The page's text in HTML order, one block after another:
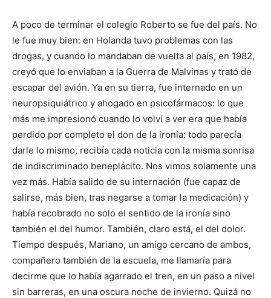
A poco de terminar el colegio Roberto se fue del país. No
le fue muy bien: en Holanda tuvo problemas con las
drogas, y cuando lo mandaban de vuelta al país, en 1982,
creyó que lo enviaban a la Guerra de Malvinas y trató de
escapar del avión. Ya en su tierra, fue internado en un
neuropsiquiátrico y ahogado en psicofármacos: lo que
más me impresionó cuando lo volví a ver era que había
perdido por completo el don de la ironía: todo parecía
darle lo mismo, recibía cada noticia con la misma sonrisa
de indiscriminado beneplácito. Nos vimos solamente una
vez más. Había salido de su internación (fue capaz de
salirse, más bien, tras negarse a tomar la medicación) y
había recobrado no solo el sentido de la ironía sino
también el del humor. También, claro está, el del dolor.
Tiempo después, Mariano, un amigo cercano de ambos,
compañero también de la escuela, me llamaría para
decirme que lo había agarrado el tren, en un paso a nivel
sin barreras, en una oscura noche de invierno. Quizá no